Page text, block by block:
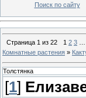
Поиск по сайту
Страница 1 из 22 1 2 3
Комнатные растения »
Толстянка
[1]